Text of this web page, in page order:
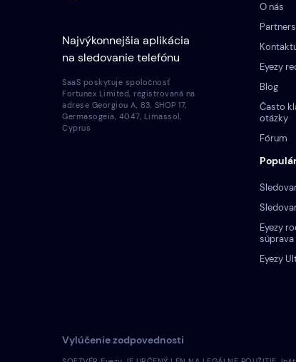
Najvýkonnejšia aplikácia
na sledovanie telefónu
O nás
Eyezy
Blog
Často
otázky
Fórum
Eyezy
súprava
Eyezy
SaaS poskytuje spoločnosť
Fortunex Limited, registrovaná na
adrese Georgiou A, 83, SHOP 17,
Germasogeia, 4047, Limassol,
Cyprus
Vylúčenie zodpovednosti